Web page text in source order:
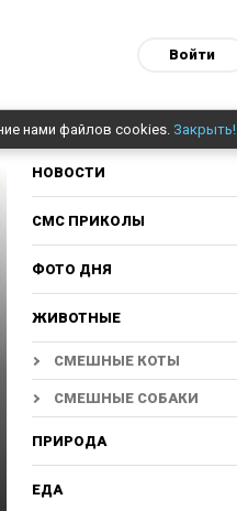
Войти
нами файлов cookies. Закрыть!
НОВОСТИ
СМС ПРИКОЛЫ
ФОТО ДНЯ
ЖИВОТНЫЕ
СМЕШНЫЕ КОТЫ
СМЕШНЫЕ СОБАКИ
ПРИРОДА
ЕДА